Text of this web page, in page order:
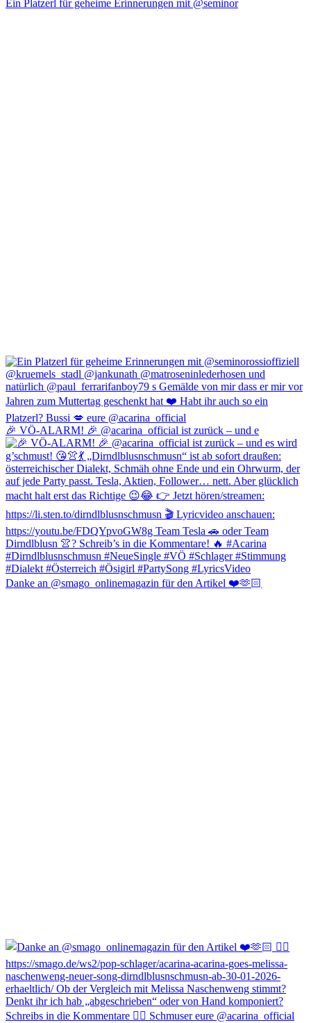
Ein Platzerl für geheime Erinnerungen mit @seminor
🎉 VÖ-ALARM! 🎉 @acarina_official ist zurück – und e
Danke an @smago_onlinemagazin für den Artikel ❤️🫶🏻